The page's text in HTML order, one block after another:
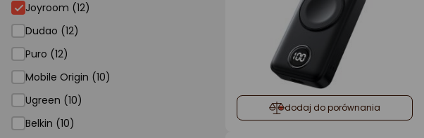
Joyroom (12)
Dudao (12)
Puro (12)
Mobile Origin (10)
Ugreen (10)
Belkin (10)
dodaj do porównania